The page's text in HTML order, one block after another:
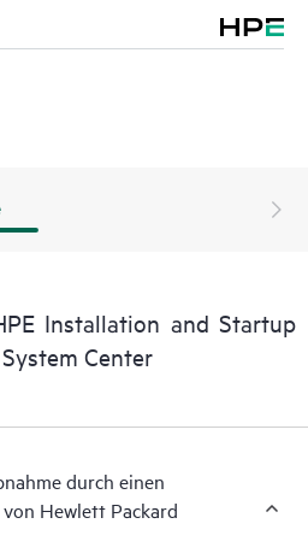
Pack für Microsoft System Center
OneView Management Pack)
werden auf dem SCCM Server
werden auf dem SCVMM Server
Manager) installiert:
Management Pack für Microsoft
(für das HPE OneView
SCVMM Console Integration Kit
Installation and Startup
Center
durch einen
Hewlett Packard